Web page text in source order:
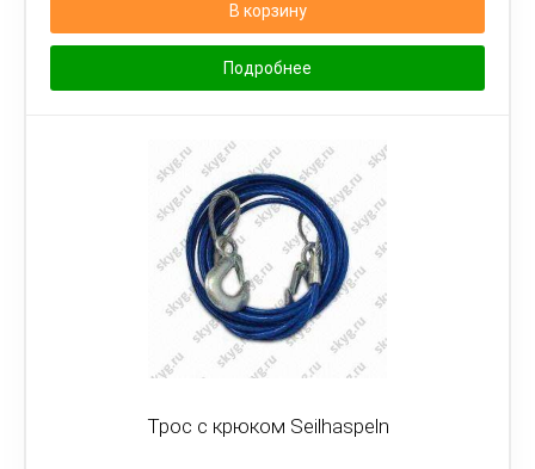
В корзину
Подробнее
Трос с крюком Seilhaspeln